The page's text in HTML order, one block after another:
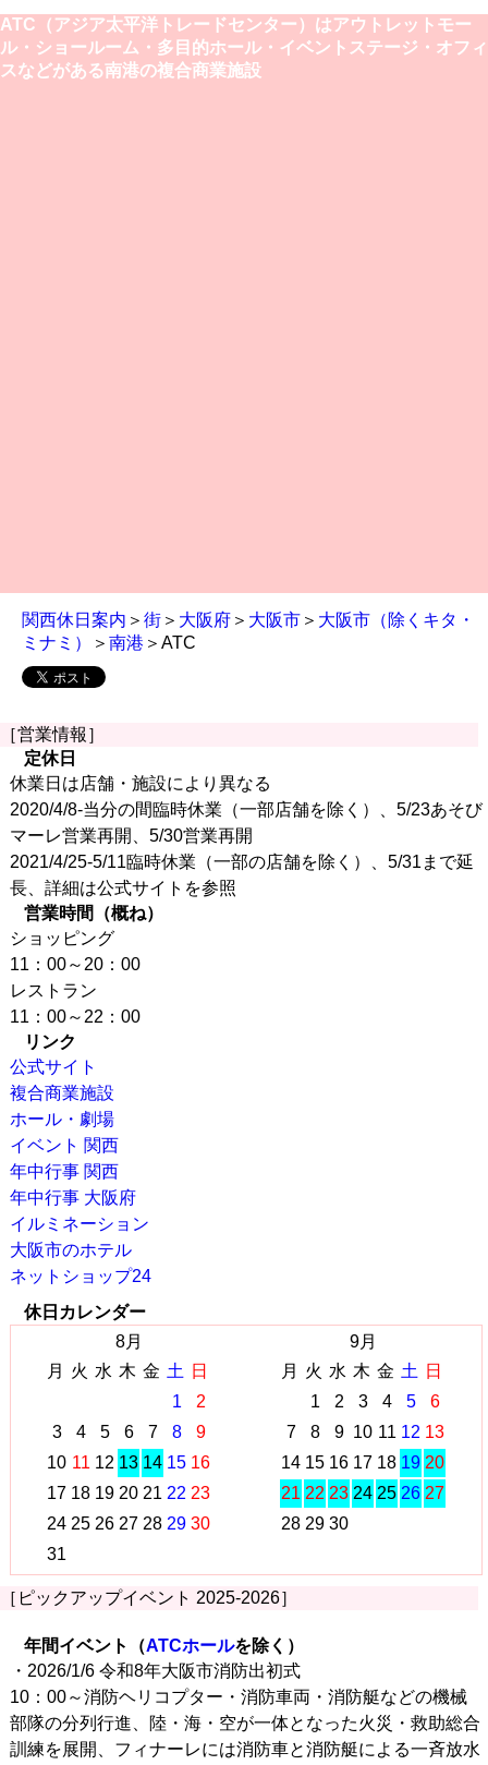
ATC（アジア太平洋トレードセンター）はアウトレットモー
ル・ショールーム・多目的ホール・イベントステージ・オフィ
スなどがある南港の複合商業施設
関西休日案内 ＞ 街 ＞ 大阪府 ＞ 大阪市 ＞ 大阪市（除くキタ・
ミナミ）
＞ 南港 ＞ATC
［営業情報］
定休日
休業日は店舗・施設により異なる
2020/4/8-当分の間臨時休業（一部店舗を除く）、5/23あそび
マーレ営業再開、5/30営業再開
2021/4/25-5/11臨時休業（一部の店舗を除く）、5/31まで延
長、詳細は公式サイトを参照
営業時間（概ね）
ショッピング
11：00～20：00
レストラン
11：00～22：00
リンク
公式サイト
複合商業施設
ホール・劇場
イベント 関西
年中行事 関西
年中行事 大阪府
イルミネーション
大阪市のホテル
ネットショップ24
休日カレンダー
8月
月
火 水 木 金 土
日
1
2
3
4 5 6 7 8
9
10 11 12 13 14 15 16
17 18 19 20 21 22 23
24 25 26 27 28 29 30
31
9月
月
火 水 木 金 土
日
1
2 3 4 5
6
7
8 9 10 11 12 13
14 15 16 17 18 19 20
21 22 23 24 25 26 27
28 29 30
［ピックアップイベント 2025-2026］
年間イベント（ATCホールを除く）
・2026/1/6 令和8年大阪市消防出初式
10：00～消防ヘリコプター・消防車両・消防艇などの機械
部隊の分列行進、陸・海・空が一体となった火災・救助総合
訓練を展開、フィナーレには消防車と消防艇による一斉放水